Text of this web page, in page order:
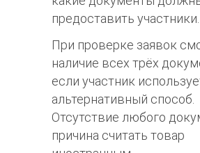
предоставить участники.​
При проверке заявок
наличие всех трёх
если участник
альтернативный способ.
Отсутствие любого
причина считать товар